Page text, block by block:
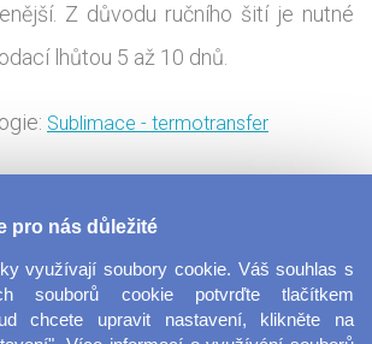
Z důvodu ručního šití je nutné
lhůtou 5 až 10 dnů.
Sublimace - termotransfer
vlajky, či jen tak s sebou na hory. Její
pro nás důležité
využívají soubory cookie. Váš souhlas s
souborů cookie potvrďte tlačítkem
chcete upravit nastavení, klikněte na